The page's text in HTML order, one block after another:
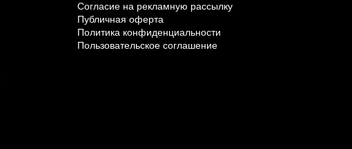
Согласие на рекламную рассылку
Публичная оферта
Политика конфиденциальности
Пользовательское соглашение